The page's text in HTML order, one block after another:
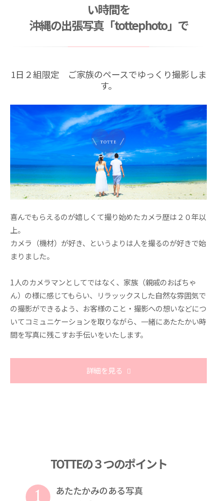
ご卒業・ご入学記念撮影キャンペーン （2026年3
月〜4月）
い時間を
沖縄の出張写真「tottephoto」で
1日２組限定 ご家族のペースでゆっくり撮影しま
す。
喜んでもらえるのが嬉しくて撮り始めたカメラ歴は２０年以
上。
カメラ（機材）が好き、というよりは人を撮るのが好きで始
まりました。
1人のカメラマンとしてではなく、家族（親戚のおばちゃ
ん）の様に感じてもらい、リラッックスした自然な雰囲気で
の撮影ができるよう、お客様のこと・撮影への想いなどにつ
いてコミュニケーションを取りながら、一緒にあたたかい時
間を写真に残こすお手伝いをいたします。
詳細を見る
TOTTEの３つのポイント
あたたかみのある写真
1